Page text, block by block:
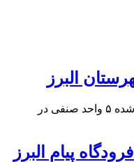
محمد نصیری گفت: در ۴۵ بازدید انجام شده ۵ واحد صنفی در
پیام البرز